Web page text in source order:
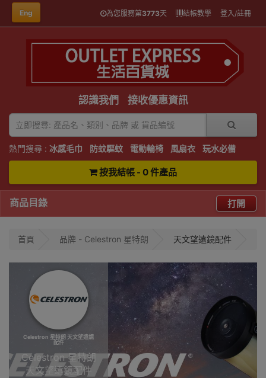
Eng 為您服務第3773天 結帳教學 登入/註冊
認識我們 接收優惠資訊
熱門搜尋 : 冰感毛巾 防蚊驅蚊 電動輪椅 風扇衣 玩水必備
按我結帳 - 0 件產品
商品目錄 打開
首頁 品牌 - Celestron 星特朗 天文望遠鏡配件
Celestron 星特朗 天文望遠鏡
配件
Celestron 星特朗
天文望遠鏡配件